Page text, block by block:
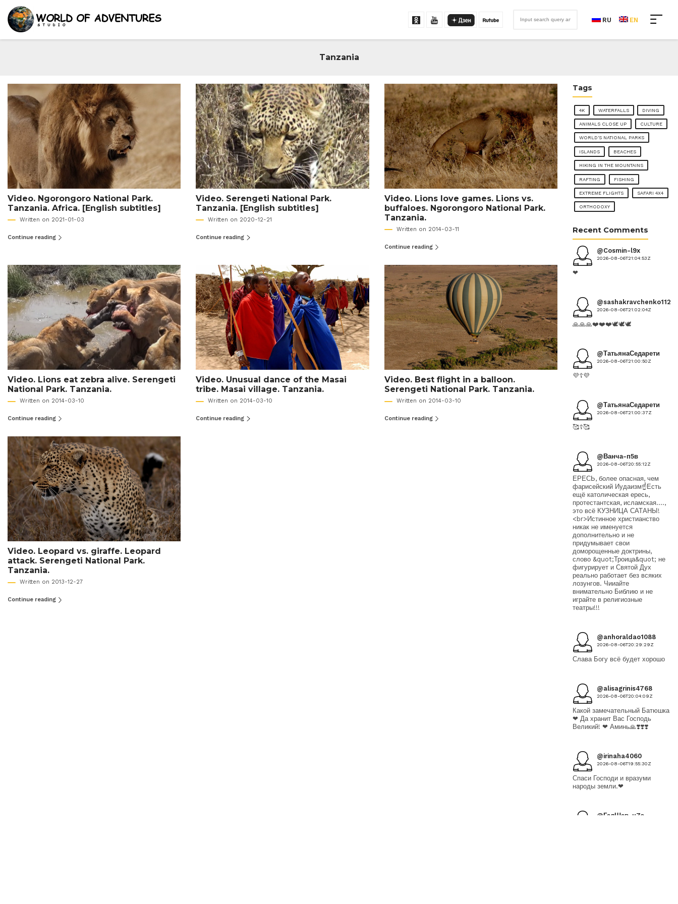
RU EN
Tanzania
Video. Ngorongoro National Park.
Tanzania. Africa. [English subtitles]
Written on 2021-01-03
Continue reading
Video. Serengeti National Park.
Tanzania. [English subtitles]
Written on 2020-12-21
Continue reading
Video. Lions love games. Lions vs.
buffaloes. Ngorongoro National Park.
Tanzania.
Written on 2014-03-11
Continue reading
Video. Lions eat zebra alive. Serengeti
National Park. Tanzania.
Written on 2014-03-10
Continue reading
Video. Unusual dance of the Masai
tribe. Masai village. Tanzania.
Written on 2014-03-10
Continue reading
Video. Best flight in a balloon.
Serengeti National Park. Tanzania.
Written on 2014-03-10
Continue reading
Video. Leopard vs. giraffe. Leopard
attack. Serengeti National Park.
Tanzania.
Written on 2013-12-27
Continue reading
Tags
4K WATERFALLS DIVING
ANIMALS CLOSE UP CULTURE
WORLD'S NATIONAL PARKS
ISLANDS BEACHES
HIKING IN THE MOUNTAINS
RAFTING FISHING
EXTREME FLIGHTS SAFARI 4X4
ORTHODOXY
Recent Comments
@Cosmin-l9x
2026-08-06T21:04:53Z
❤
@sashakravchenko1124
2026-08-06T21:02:04Z
🙏🙏🙏❤️❤️❤️🕊️🕊️🕊️
@ТатьянаСедарети
2026-08-06T21:00:50Z
💜☦️💜
@ТатьянаСедарети
2026-08-06T21:00:37Z
🥰☦️🥰
@Ванча-п5в
2026-08-06T20:55:12Z
ЕРЕСЬ, более опасная, чем
фарисейский Иудаизм☝️Есть
ещё католическая ересь,
протестантская, исламская....,
это всё КУЗНИЦА САТАНЫ!
<br>Истинное христианство
никак не именуется
дополнительно и не
придумывает свои
доморощенные доктрины,
слово &quot;Троица&quot; не
фигурирует и Святой Дух
реально работает без всяких
лозунгов. Чииайте
внимательно Библию и не
играйте в религиозные
театры!!!
@anhoraldao1088
2026-08-06T20:29:29Z
Слава Богу всё будет хорошо
@alisagrinis4768
2026-08-06T20:04:09Z
Какой замечательный Батюшка
❤ Да хранит Вас Господь
Великий! ❤ Аминь🙏❣️❣️❣️
@irinaha4060
2026-08-06T19:55:30Z
Спаси Господи и вразуми
народы земли.❤
@ГалШев-ц7э